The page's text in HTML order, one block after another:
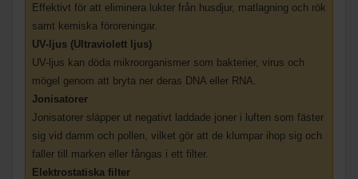
Effektivt för att eliminera lukter från husdjur, matlagning och rök
samt kemiska föroreningar.
UV-ljus (Ultraviolett ljus)
UV-ljus kan döda mikroorganismer som bakterier, virus och
mögel genom att bryta ner deras DNA eller RNA.
Jonisatorer
Jonisatorer släpper ut negativt laddade joner i luften som fäster
sig vid damm och pollen, vilket gör att de klumpar ihop sig och
faller till marken eller fångas i ett filter.
Elektrostatiska filter